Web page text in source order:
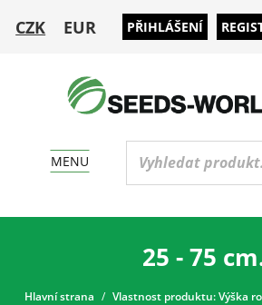
CZK EUR PŘIHLÁŠENÍ
MENU
25 - 75
Hlavní strana Vlastnost produktu: Výška